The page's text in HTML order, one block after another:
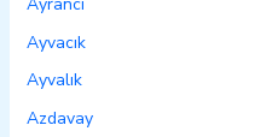
Ayvacık
Ayvalık
Azdavay